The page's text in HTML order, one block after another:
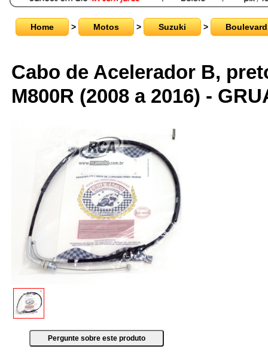
Home > Motos > Suzuki > Boulevard
Cabo de Acelerador B,
M800R (2008 a 2016) -